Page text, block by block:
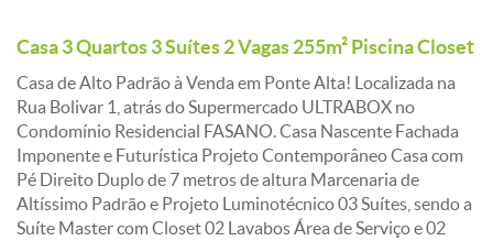
Casa 3 Quartos 3 Suítes 2 Vagas 255m² Piscina Closet
Casa de Alto Padrão à Venda em Ponte Alta! Localizada na
Rua Bolivar 1, atrás do Supermercado ULTRABOX no
Condomínio Residencial FASANO. Casa Nascente Fachada
Imponente e Futurística Projeto Contemporâneo Casa com
Pé Direito Duplo de 7 metros de altura Marcenaria de
Altíssimo Padrão e Projeto Luminotécnico 03 Suítes, sendo a
Suíte Master com Closet 02 Lavabos Área de Serviço e 02